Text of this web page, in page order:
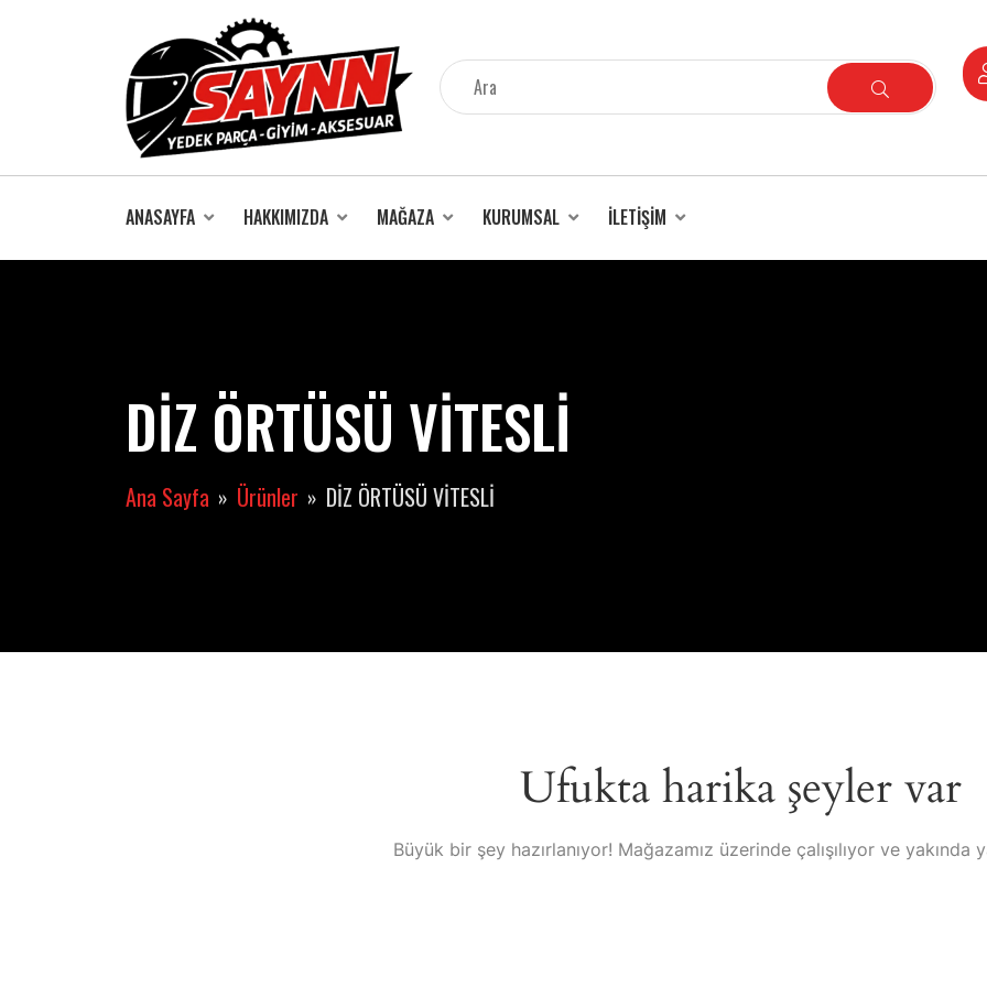
ANASAYFA HAKKIMIZDA MAĞAZA KURUMSAL İLETIŞIM
DİZ ÖRTÜSÜ VİTESLİ
Ana Sayfa Ürünler DİZ ÖRTÜSÜ VİTESLİ
Ufukta harika şeyler var
Büyük bir şey hazırlanıyor! Mağazamız üzerinde çalışılıyor ve yakında